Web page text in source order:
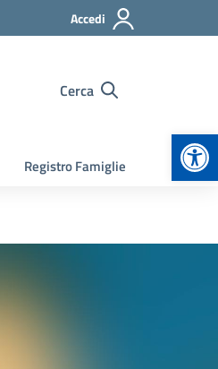
Accedi
Cerca
Registro Famiglie